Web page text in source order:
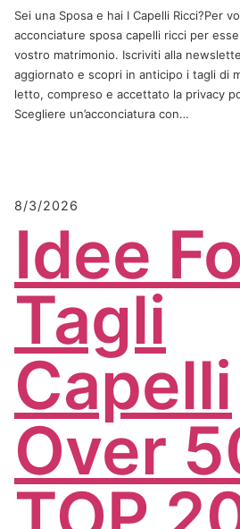
Sei una Sposa e hai I Capelli Ricci?Per
acconciature sposa capelli ricci per
vostro matrimonio. Iscriviti alla
aggiornato e scopri in anticipo i tagli di
letto, compreso e accettato la privacy
Scegliere un’acconciatura con…
8/3/2026
Idee
Tagli
Capelli
Over